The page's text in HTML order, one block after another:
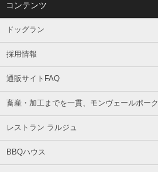
コンテンツ
ドッグラン
採用情報
通販サイトFAQ
畜産・加工までを一貫、モンヴェールポーク
レストラン ラルジュ
BBQハウス